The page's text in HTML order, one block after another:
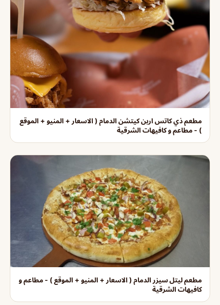
مطعم ذي كاتس اربن كيتشن الدمام ( الاسعار + المنيو + الموقع
) - مطاعم و كافيهات الشرقية
مطعم ليتل سيزر الدمام ( الاسعار + المنيو + الموقع ) - مطاعم و
كافيهات الشرقية